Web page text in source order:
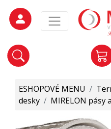
ESHOPOVÉ MENU /
desky / MIRELON pásy